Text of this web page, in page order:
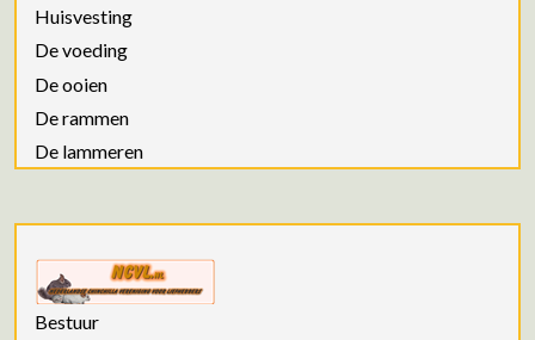
Huisvesting
De voeding
De ooien
De rammen
De lammeren
Bestuur